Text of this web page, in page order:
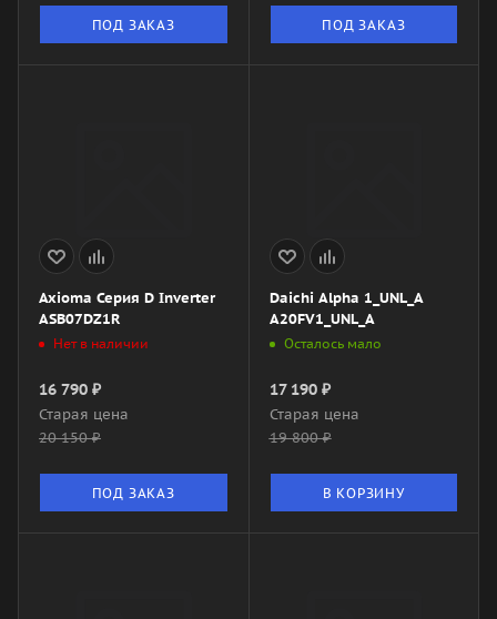
ПОД ЗАКАЗ ПОД ЗАКАЗ
Axioma Серия D Inverter
ASB07DZ1R
Нет в наличии
16 790 ₽
Старая цена
20 150₽
ПОД ЗАКАЗ
Daichi Alpha 1_UNL_A
A20FV1_UNL_A
Осталось мало
17 190₽
Старая цена
19 800₽
В КОРЗИНУ